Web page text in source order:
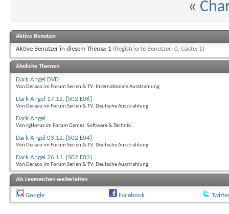
«
Aktive Benutzer
Aktive Benutzer in diesem Thema: 1 (Registrierte Benutzer: 0, Gäste: 1)
Ähnliche Themen
Dark Angel DVD
Von Deraco im Forum Serien & TV: Internationale Ausstrahlung
Dark Angel 17.12. [S02 E06]
Von Deraco im Forum Serien & TV: Deutsche Ausstrahlung
Dark Angel
Von rgHorus im Forum Games, Software & Technik
Dark Angel 03.12. [S02 E04]
Von Deraco im Forum Serien & TV: Deutsche Ausstrahlung
Dark Angel 26.11. [S02 E03]
Von Deraco im Forum Serien & TV: Deutsche Ausstrahlung
Als Lesezeichen weiterleiten
Google Facebook